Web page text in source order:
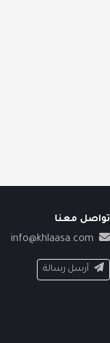
تواصل معنا
info@khlaasa.com
أرسل رسالة